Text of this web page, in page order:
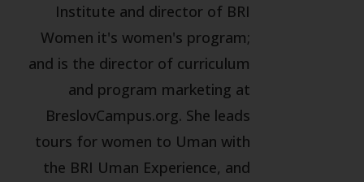
Institute and director of BRI
Women it's women's program;
and is the director of curriculum
and program marketing at
BreslovCampus.org. She leads
tours for women to Uman with
the BRI Uman Experience, and